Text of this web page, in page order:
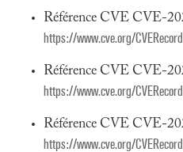
Référence CVE CVE-
https://www.cve.org/
Référence CVE CVE-
https://www.cve.org/
Référence CVE CVE-
https://www.cve.org/